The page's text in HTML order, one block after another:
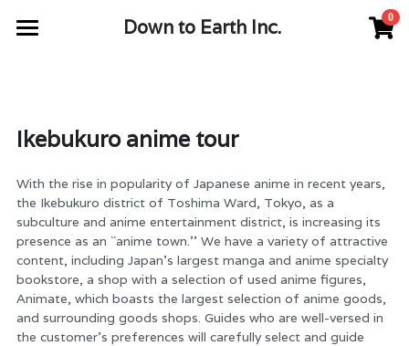
Down to Earth Inc. 0
Service
Contact
Company
Access
詳細(日本の朝ごはん)
Ikebukuro anime tour
With the rise in popularity of Japanese anime in recent years,
the Ikebukuro district of Toshima Ward, Tokyo, as a
subculture and anime entertainment district, is increasing its
presence as an ``anime town.'' We have a variety of attractive
content, including Japan's largest manga and anime specialty
bookstore, a shop with a selection of used anime figures,
Animate, which boasts the largest selection of anime goods,
and surrounding goods shops. Guides who are well-versed in
the customer's preferences will carefully select and guide
×
STORE CATEGORIES